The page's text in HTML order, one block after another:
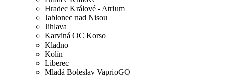
Hradec Králové - Atrium
Jablonec nad Nisou
Jihlava
Karviná OC Korso
Kladno
Kolín
Liberec
Mladá Boleslav VaprioGO